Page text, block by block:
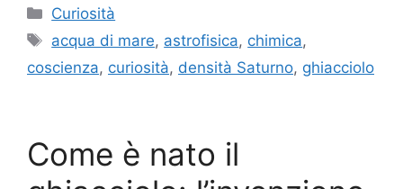
Categorie
Curiosità
Tag
acqua di mare, astrofisica, chimica,
coscienza, curiosità, densità Saturno, ghiacciolo
Come è nato il